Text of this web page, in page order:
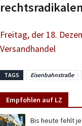
Freitag, der 18.
Versandhandel
TAGS Eisenbahnstraße
Empfohlen auf LZ
Bis heute fehlt